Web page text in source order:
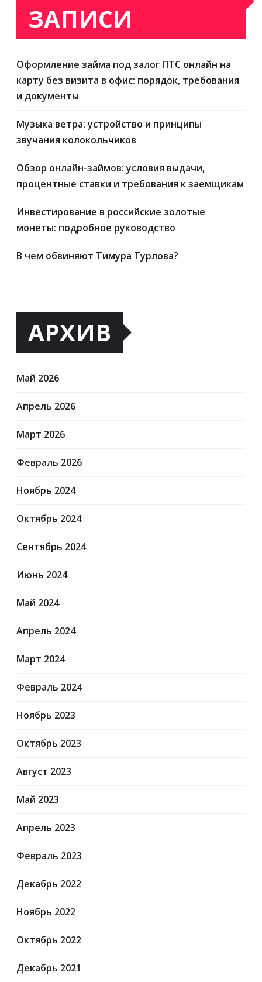
ЗАПИСИ
Оформление займа под залог ПТС онлайн на
карту без визита в офис: порядок, требования
и документы
Музыка ветра: устройство и принципы
звучания колокольчиков
Обзор онлайн-займов: условия выдачи,
процентные ставки и требования к заемщикам
Инвестирование в российские золотые
монеты: подробное руководство
В чем обвиняют Тимура Турлова?
АРХИВ
Май 2026
Апрель 2026
Март 2026
Февраль 2026
Ноябрь 2024
Октябрь 2024
Сентябрь 2024
Июнь 2024
Май 2024
Апрель 2024
Март 2024
Февраль 2024
Ноябрь 2023
Октябрь 2023
Август 2023
Май 2023
Апрель 2023
Февраль 2023
Декабрь 2022
Ноябрь 2022
Октябрь 2022
Декабрь 2021